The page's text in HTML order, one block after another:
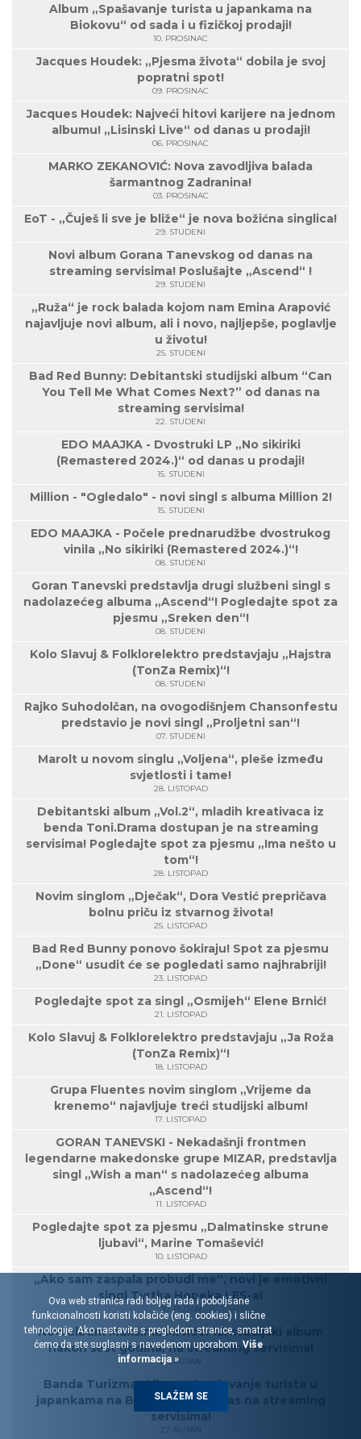
Album „Spašavanje turista u japankama na
Biokovu“ od sada i u fizičkoj prodaji!
10. PROSINAC
Jacques Houdek: „Pjesma života“ dobila je svoj
popratni spot!
09. PROSINAC
Jacques Houdek: Najveći hitovi karijere na jednom
albumu! „Lisinski Live“ od danas u prodaji!
06. PROSINAC
MARKO ZEKANOVIĆ: Nova zavodljiva balada
šarmantnog Zadranina!
03. PROSINAC
EoT - „Čuješ li sve je bliže“ je nova božićna singlica!
29. STUDENI
Novi album Gorana Tanevskog od danas na
streaming servisima! Poslušajte „Ascend“ !
29. STUDENI
„Ruža“ je rock balada kojom nam Emina Arapović
najavljuje novi album, ali i novo, najljepše, poglavlje
u životu!
25. STUDENI
Bad Red Bunny: Debitantski studijski album “Can
You Tell Me What Comes Next?” od danas na
streaming servisima!
22. STUDENI
EDO MAAJKA - Dvostruki LP „No sikiriki
(Remastered 2024.)“ od danas u prodaji!
15. STUDENI
Million - "Ogledalo" - novi singl s albuma Million 2!
15. STUDENI
EDO MAAJKA - Počele prednarudžbe dvostrukog
vinila „No sikiriki (Remastered 2024.)“!
08. STUDENI
Goran Tanevski predstavlja drugi službeni singl s
nadolazećeg albuma „Ascend“! Pogledajte spot za
pjesmu „Sreken den“!
08. STUDENI
Kolo Slavuj & Folklorelektro predstavjaju „Hajstra
(TonZa Remix)“!
08. STUDENI
Rajko Suhodolčan, na ovogodišnjem Chansonfestu
predstavio je novi singl „Proljetni san“!
07. STUDENI
Marolt u novom singlu „Voljena“, pleše između
svjetlosti i tame!
28. LISTOPAD
Debitantski album „Vol.2“, mladih kreativaca iz
benda Toni.Drama dostupan je na streaming
servisima! Pogledajte spot za pjesmu „Ima nešto u
tom“!
28. LISTOPAD
Novim singlom „Dječak“, Dora Vestić prepričava
bolnu priču iz stvarnog života!
25. LISTOPAD
Bad Red Bunny ponovo šokiraju! Spot za pjesmu
„Done“ usudit će se pogledati samo najhrabriji!
23. LISTOPAD
Pogledajte spot za singl „Osmijeh“ Elene Brnić!
21. LISTOPAD
Kolo Slavuj & Folklorelektro predstavjaju „Ja Roža
(TonZa Remix)“!
18. LISTOPAD
Grupa Fluentes novim singlom „Vrijeme da
krenemo“ najavljuje treći studijski album!
17. LISTOPAD
GORAN TANEVSKI - Nekadašnji frontmen
legendarne makedonske grupe MIZAR, predstavlja
singl „Wish a man“ s nadolazećeg albuma
„Ascend“!
11. LISTOPAD
Pogledajte spot za pjesmu „Dalmatinske strune
ljubavi“, Marine Tomašević!
10. LISTOPAD
„Ako sam zaspala probudi me“, novi je emotivni
singl Tvrtka Hopeka LES-a!
30. RUJAN
Novi album Maksima Mrvice! 12. studijski album
nakon šest godina, na streaming servisima!
27. RUJAN
Banda Turizma: Album „Spašavanje turista u
japankama na Biokovu“ od danas na streaming
servisima!
27. RUJAN
Ova web stranica radi boljeg rada i poboljšane
funkcionalnosti koristi kolačiće (eng. cookies) i slične
tehnologije. Ako nastavite s pregledom stranice, smatrat
ćemo da ste suglasni s navedenom uporabom. Više
informacija »
SLAŽEM SE